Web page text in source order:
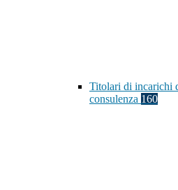
Titolari di incarichi
consulenza 160